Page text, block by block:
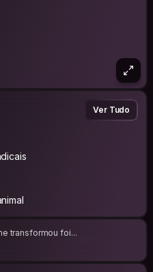
Ver Tudo
transformou foi...